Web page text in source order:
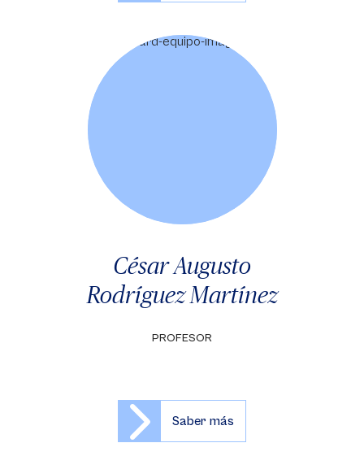
César Augusto
Rodríguez Martínez
PROFESOR
Saber más